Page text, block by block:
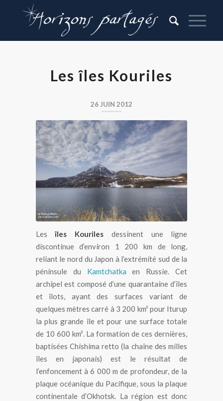
Les îles Kouriles
26 JUIN 2012
Volcan Nemo sur l’île Onekotan, dans
les Kouriles
Lesîles Kouriles dessinent une ligne
discontinue d’environ 1 200 km de long,
reliant le nord du Japon à l’extrémité sud de la
péninsule du Kamtchatka en Russie. Cet
archipel est composé d’une quarantaine d’îles
et îlots, ayant des surfaces variant de
quelques mètres carré à 3 200 km² pour Iturup
la plus grande île et pour une surface totale
de 10 600 km². La formation de ces dernières,
baptisées Chishima retto (la chaîne des milles
îles en japonais) est le résultat de
l’enfoncement à 6 000 m de profondeur, de la
plaque océanique du Pacifique, sous la plaque
continentale d’Okhotsk. La région est donc